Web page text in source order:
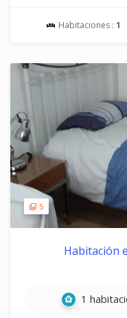
Habitaciones : 1
5
Habitación
1